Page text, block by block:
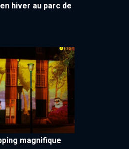
hiver au parc de
magnifique